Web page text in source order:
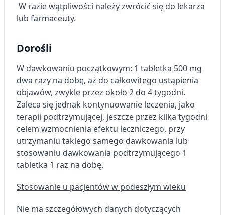
W razie wątpliwości należy zwrócić się do lekarza
lub farmaceuty.
Dorośli
W dawkowaniu początkowym: 1 tabletka 500 mg
dwa razy na dobę, aż do całkowitego ustąpienia
objawów, zwykle przez około 2 do 4 tygodni.
Zaleca się jednak kontynuowanie leczenia, jako
terapii podtrzymującej, jeszcze przez kilka tygodni
celem wzmocnienia efektu leczniczego, przy
utrzymaniu takiego samego dawkowania lub
stosowaniu dawkowania podtrzymującego 1
tabletka 1 raz na dobę.
Stosowanie u pacjentów w podeszłym wieku
Nie ma szczegółowych danych dotyczących